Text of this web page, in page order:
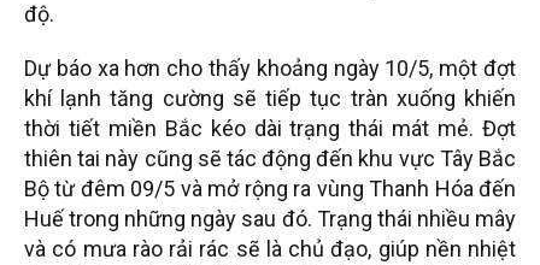
độ.
Dự báo xa hơn cho thấy khoảng ngày 10/5, một đợt
khí lạnh tăng cường sẽ tiếp tục tràn xuống khiến
thời tiết miền Bắc kéo dài trạng thái mát mẻ. Đợt
thiên tai này cũng sẽ tác động đến khu vực Tây Bắc
Bộ từ đêm 09/5 và mở rộng ra vùng Thanh Hóa đến
Huế trong những ngày sau đó. Trạng thái nhiều mây
và có mưa rào rải rác sẽ là chủ đạo, giúp nền nhiệt